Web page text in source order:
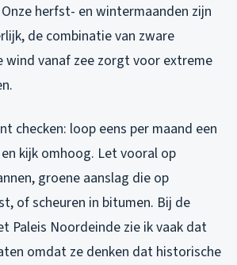
herfst- en wintermaanden zijn
de combinatie van zware
wind vanaf zee zorgt voor extreme
checken: loop eens per maand een
kijk omhoog. Let vooral op
groene aanslag die op
of scheuren in bitumen. Bij de
Paleis Noordeinde zie ik vaak dat
omdat ze denken dat historische